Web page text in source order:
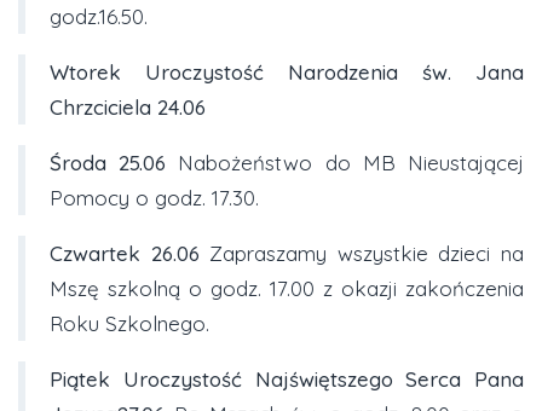
godz.16.50.
Wtorek Uroczystość Narodzenia św. Jana
Chrzciciela 24.06
Środa 25.06 Nabożeństwo do MB Nieustającej
Pomocy o godz. 17.30.
Czwartek 26.06 Zapraszamy wszystkie dzieci na
Mszę szkolną o godz. 17.00 z okazji zakończenia
Roku Szkolnego.
Piątek Uroczystość Najświętszego Serca Pana